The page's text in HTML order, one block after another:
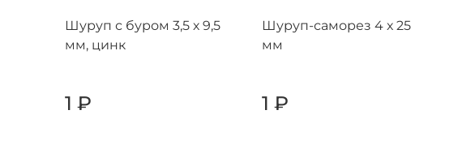
Шуруп с буром 3,5 х 9,5
мм, цинк
1 ₽
Шуруп-саморез 4 х 25
мм
1 ₽